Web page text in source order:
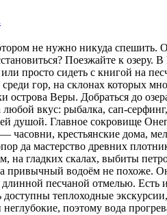
не нужно никуда спешить.
Поезжайте к озеру.
или просто сидеть с книгой на
гор, на склонах которых
острова Веры. Добраться до
любой вкус: рыбалка, сап-
душой. Главное сокровище
часовни, крестьянские дома,
да мастерство древних
на гладких скалах, выбиты
привычный водоём не похоже.
длинной песчаной отмелью.
доступны теплоходные
поэтому вода